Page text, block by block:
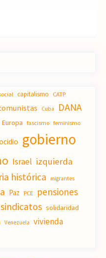
capitalismo CATP
Cuba DANA
Europa fascismo feminismo
gobierno
Israel izquierda
histórica migrantes
Paz PCE pensiones
sindicatos solidaridad
Venezuela vivienda